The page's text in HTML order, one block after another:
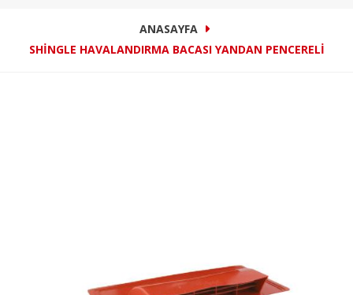
ANASAYFA
SHINGLE HAVALANDIRMA BACASI YANDAN PENCERELI